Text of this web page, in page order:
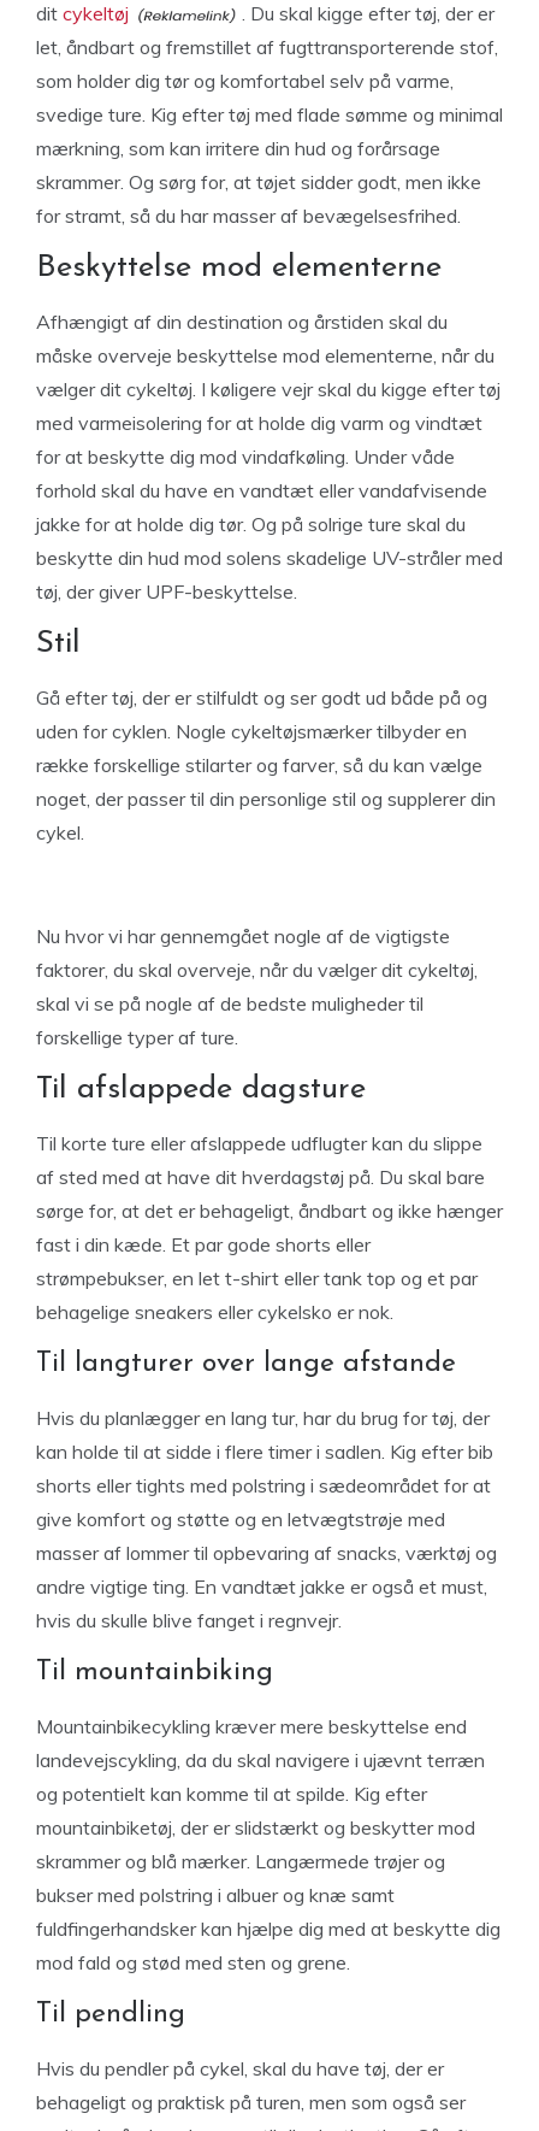
dit cykeltøj
. Du skal kigge efter tøj, der er
let, åndbart og fremstillet af fugttransporterende stof,
som holder dig tør og komfortabel selv på varme,
svedige ture. Kig efter tøj med flade sømme og minimal
mærkning, som kan irritere din hud og forårsage
skrammer. Og sørg for, at tøjet sidder godt, men ikke
for stramt, så du har masser af bevægelsesfrihed.
Beskyttelse mod elementerne
Afhængigt af din destination og årstiden skal du
måske overveje beskyttelse mod elementerne, når du
vælger dit cykeltøj. I køligere vejr skal du kigge efter tøj
med varmeisolering for at holde dig varm og vindtæt
for at beskytte dig mod vindafkøling. Under våde
forhold skal du have en vandtæt eller vandafvisende
jakke for at holde dig tør. Og på solrige ture skal du
beskytte din hud mod solens skadelige UV-stråler med
tøj, der giver UPF-beskyttelse.
Stil
Gå efter tøj, der er stilfuldt og ser godt ud både på og
uden for cyklen. Nogle cykeltøjsmærker tilbyder en
række forskellige stilarter og farver, så du kan vælge
noget, der passer til din personlige stil og supplerer din
cykel.
Nu hvor vi har gennemgået nogle af de vigtigste
faktorer, du skal overveje, når du vælger dit cykeltøj,
skal vi se på nogle af de bedste muligheder til
forskellige typer af ture.
Til afslappede dagsture
Til korte ture eller afslappede udflugter kan du slippe
af sted med at have dit hverdagstøj på. Du skal bare
sørge for, at det er behageligt, åndbart og ikke hænger
fast i din kæde. Et par gode shorts eller
strømpebukser, en let t-shirt eller tank top og et par
behagelige sneakers eller cykelsko er nok.
Til langturer over lange afstande
Hvis du planlægger en lang tur, har du brug for tøj, der
kan holde til at sidde i flere timer i sadlen. Kig efter bib
shorts eller tights med polstring i sædeområdet for at
give komfort og støtte og en letvægtstrøje med
masser af lommer til opbevaring af snacks, værktøj og
andre vigtige ting. En vandtæt jakke er også et must,
hvis du skulle blive fanget i regnvejr.
Til mountainbiking
Mountainbikecykling kræver mere beskyttelse end
landevejscykling, da du skal navigere i ujævnt terræn
og potentielt kan komme til at spilde. Kig efter
mountainbiketøj, der er slidstærkt og beskytter mod
skrammer og blå mærker. Langærmede trøjer og
bukser med polstring i albuer og knæ samt
fuldfingerhandsker kan hjælpe dig med at beskytte dig
mod fald og stød med sten og grene.
Til pendling
Hvis du pendler på cykel, skal du have tøj, der er
behageligt og praktisk på turen, men som også ser